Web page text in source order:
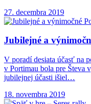
27. decembra 2019
Jubilejné a
V poradí desiata účasť na
v Portimau bola pre Števa
jubilejnej účasti išiel…
18. novembra 2019